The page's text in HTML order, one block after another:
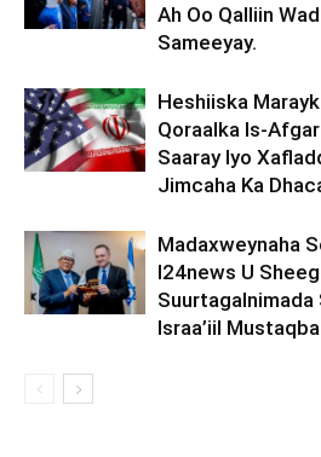
Ah Oo Qalliin
Sameeyay.
Heshiiska
Qoraalka Is-
Saaray Iyo
Jimcaha Ka
Madaxweynaha
I24news U
Israa’iil